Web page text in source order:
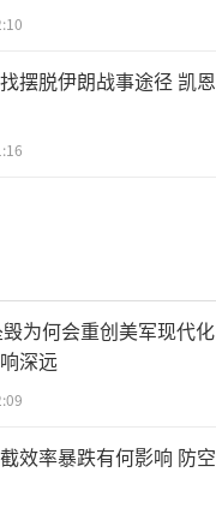
摆脱伊朗战事途径 凯恩
为何会重创美军现代化
深远
效率暴跌有何影响 防空